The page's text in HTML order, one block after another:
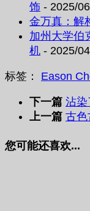
饰 - 2025/
金万真：解
加州大学伯
机 - 2025/
标签： Eason
下一篇 沾染
上一篇 古色
您可能还喜欢...